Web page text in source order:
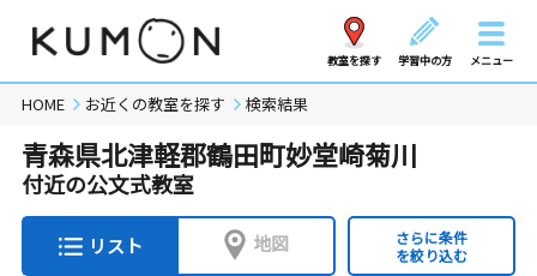
教室を探す 学習中の方 メニュー
HOME お近くの教室を探す 検索結果
青森県北津軽郡鶴田町妙堂崎菊川
付近の公文式教室
リスト 地図
さらに条件
を絞り込む